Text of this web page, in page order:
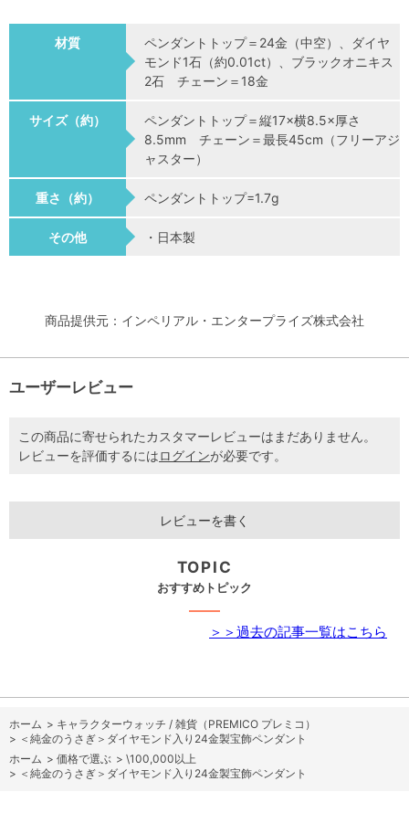
材質
ペンダントトップ＝24金（中空）、ダイヤ
モンド1石（約0.01ct）、ブラックオニキス
2石 チェーン＝18金
サイズ（約）
ペンダントトップ＝縦17×横8.5×厚さ
8.5mm チェーン＝最長45cm（フリーアジ
ャスター）
重さ（約） ペンダントトップ=1.7g
その他 ・日本製
商品提供元：インペリアル・エンタープライズ株式会社
ユーザーレビュー
この商品に寄せられたカスタマーレビューはまだありません。
レビューを評価するにはログインが必要です。
レビューを書く
TOPIC
おすすめトピック
＞＞過去の記事一覧はこちら
ホーム > キャラクターウォッチ / 雑貨（PREMICO プレミコ）
> ＜純金のうさぎ＞ダイヤモンド入り24金製宝飾ペンダント
ホーム > 価格で選ぶ > \100,000以上
> ＜純金のうさぎ＞ダイヤモンド入り24金製宝飾ペンダント